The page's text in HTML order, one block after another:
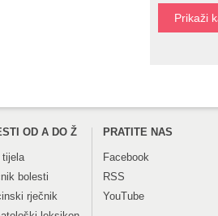
OD A DO Ž
tijela
bolesti
rječnik
PRATITE NAS
Facebook
RSS
YouTube